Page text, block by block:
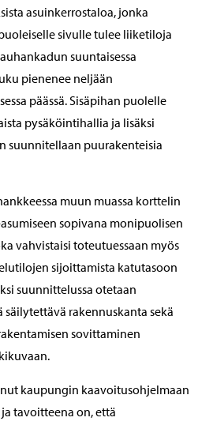
asuinkerrostaloa, jonka
sivulle tulee liiketiloja
suuntaisessa
pienenee neljään
päässä. Sisäpihan puolelle
pysäköintihallia ja lisäksi
suunnitellaan puurakenteisia
muun muassa korttelin
sopivana monipuolisen
vahvistaisi toteutuessaan myös
sijoittamista katutasoon
suunnittelussa otetaan
rakennuskanta sekä
sovittaminen
kaupungin kaavoitusohjelmaan
tavoitteena on, että